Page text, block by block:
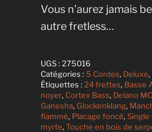
Vous n’aurez jamais
autre fretless…
UGS : 275016
Catégories : 5 Cordes, Deluxe,
Étiquettes : 24 frettes, Basse
noyer, Cortex Bass, Delano
Ganesha, Glockenklang,
flammé, Placage foncé, Single
myrte, Touche en bois de